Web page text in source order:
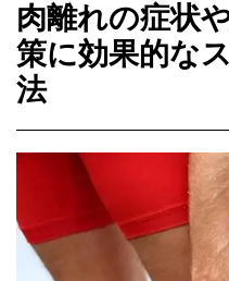
肉離れの症状
策に効果的な
法